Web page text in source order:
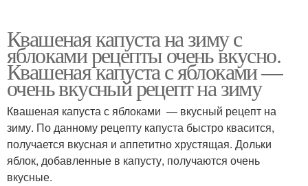
Квашеная капуста на зиму с
яблоками рецепты очень вкусно.
Квашеная капуста с яблоками —
очень вкусный рецепт на зиму
Квашеная капуста с яблоками — вкусный рецепт на
зиму. По данному рецепту капуста быстро квасится,
получается вкусная и аппетитно хрустящая. Дольки
яблок, добавленные в капусту, получаются очень
вкусные.